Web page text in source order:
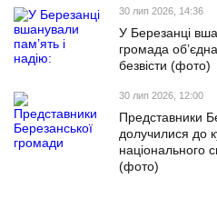
30 лип 2026, 14:36
У Березанці
громада
безвісти (фото)
30 лип 2026, 12:00
Представники
долучилися до
національного
(фото)